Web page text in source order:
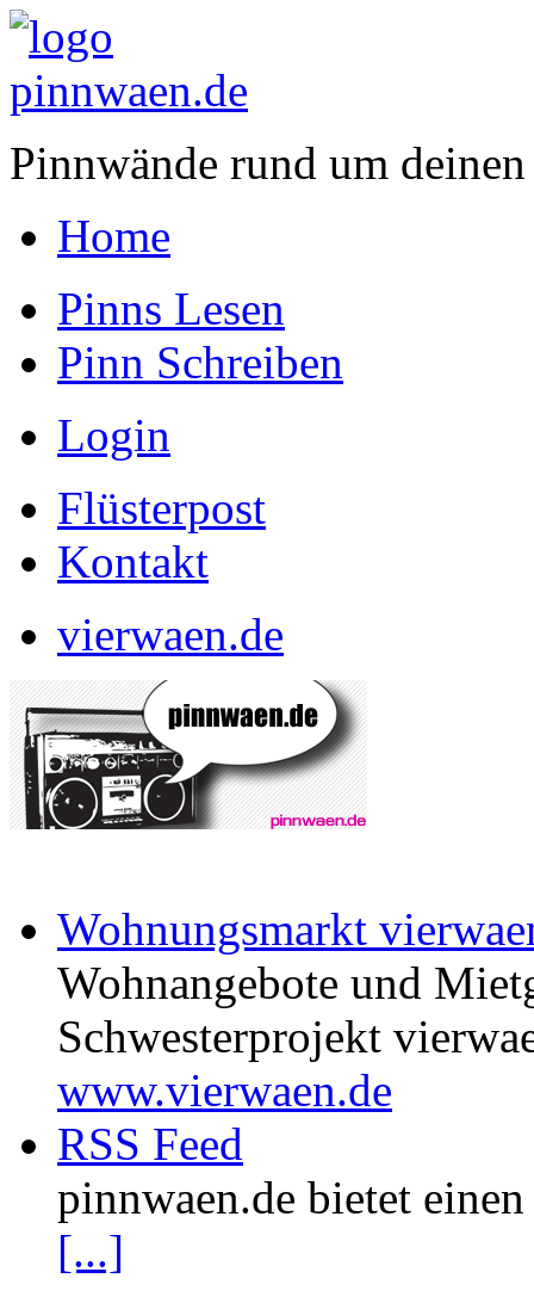
Pinnwände rund um
Home
Pinns Lesen
Pinn Schreiben
Login
Flüsterpost
Kontakt
vierwaen.de
Wohnungsmarkt
Wohnangebote und
Schwesterprojekt
www.vierwaen.de
RSS Feed
pinnwaen.de bietet
[...]